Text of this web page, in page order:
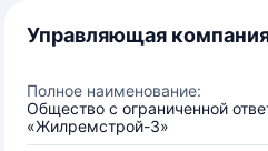
Управляющая
Полное наименование:
Общество с ограниченной
«Жилремстрой-3»